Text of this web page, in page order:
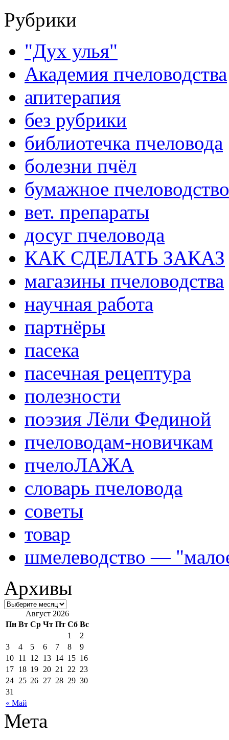
Рубрики
"Дух улья"
Академия пчеловодства
апитерапия
без рубрики
библиотечка пчеловода
болезни пчёл
бумажное пчеловодство
вет. препараты
досуг пчеловода
КАК СДЕЛАТЬ ЗАКАЗ
магазины пчеловодства
научная работа
партнёры
пасека
пасечная рецептура
полезности
поэзия Лёли Фединой
пчеловодам-новичкам
пчелоЛАЖА
словарь пчеловода
советы
товар
шмелеводство —
Архивы
Август 2026
Пн Вт Ср Чт Пт Сб Вс
« Май
1
2
3
4 5 6 7 8
9
10 11 12 13 14 15 16
17 18 19 20 21 22 23
24 25 26 27 28 29 30
31
Мета